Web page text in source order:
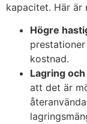
kapacitet. Här är
Högre
kostnad.
Lagring
att det är